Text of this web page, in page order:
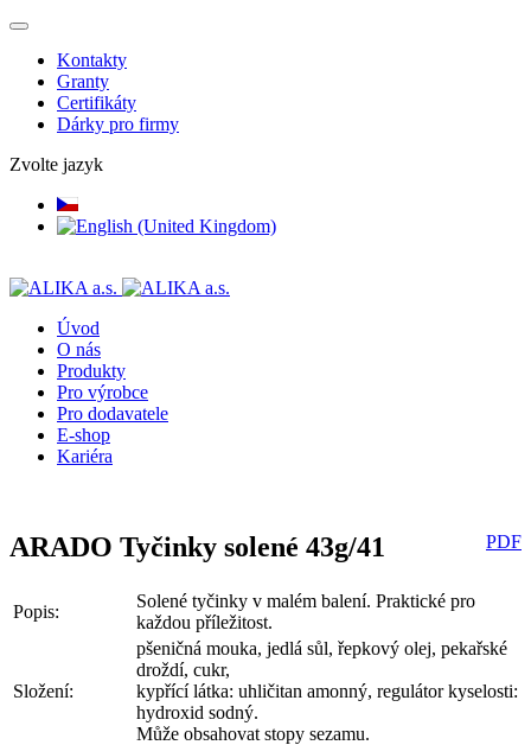
Kontakty
Granty
Certifikáty
Dárky pro firmy
Zvolte jazyk
Úvod
O nás
Produkty
Pro výrobce
Pro dodavatele
E-shop
Kariéra
PDF
ARADO Tyčinky solené 43g/41
Popis:
Solené tyčinky v malém balení. Praktické pro
každou příležitost.
Složení:
pšeničná mouka, jedlá sůl, řepkový olej, pekařské
droždí, cukr,
kypřící látka: uhličitan amonný, regulátor kyselosti:
hydroxid sodný.
Může obsahovat stopy sezamu.